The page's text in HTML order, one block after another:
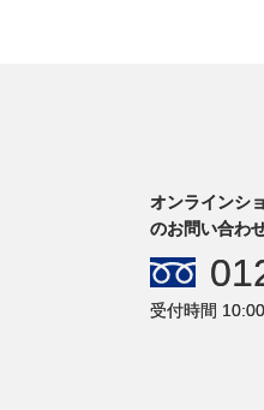
オンラインシ
のお問い合わ
受付時間